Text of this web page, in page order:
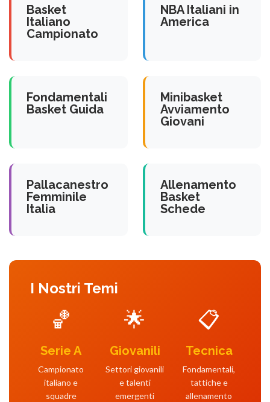
Basket
Italiano
Campionato
NBA Italiani in
America
Fondamentali
Basket Guida
Minibasket
Avviamento
Giovani
Pallacanestro
Femminile
Italia
Allenamento
Basket
Schede
I Nostri Temi
🏀
Serie A
Campionato
italiano e
squadre
🌟
Giovanili
Settori giovanili
e talenti
emergenti
📋
Tecnica
Fondamentali,
tattiche e
allenamento